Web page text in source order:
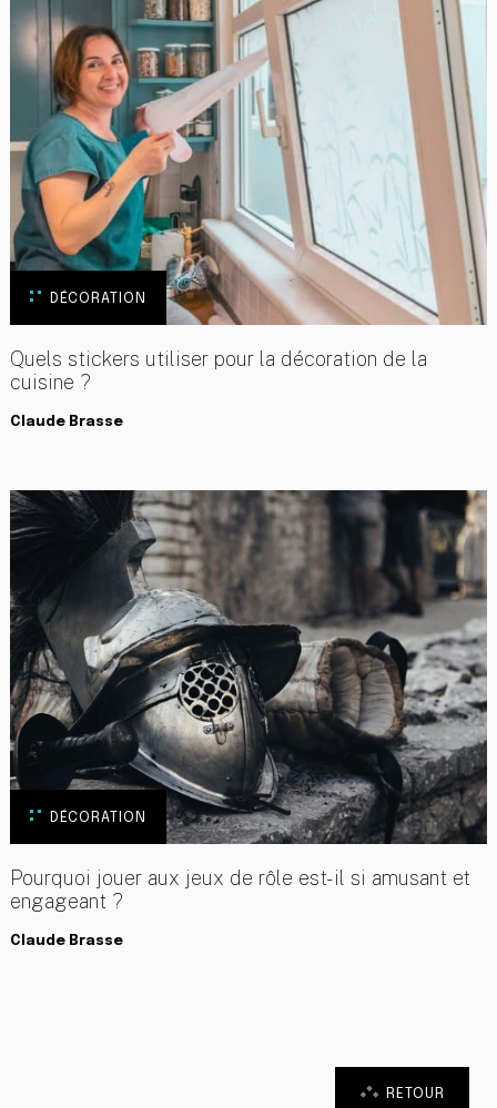
DÉCORATION
Quels stickers utiliser pour la décoration de la
cuisine ?
Claude Brasse
DÉCORATION
Pourquoi jouer aux jeux de rôle est-il si amusant et
engageant ?
Claude Brasse
RETOUR